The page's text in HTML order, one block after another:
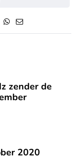
zender de
2020